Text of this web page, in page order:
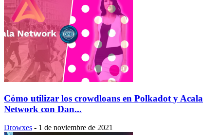
Cómo utilizar los crowdloans en Polkadot y Acala
Network con Dan...
Drowxes - 1 de noviembre de 2021